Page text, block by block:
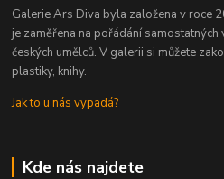
Galerie Ars Diva byla založena v roce
je zaměřena na pořádání
českých umělců. V galerii si můžete
plastiky, knihy.
Jak to u nás vypadá?
Kde nás najdete